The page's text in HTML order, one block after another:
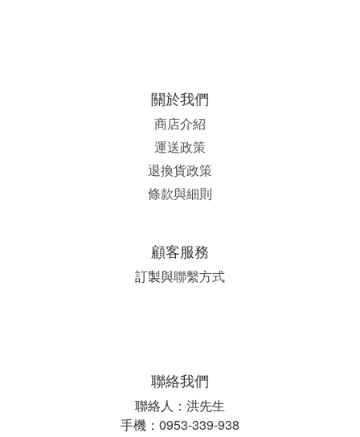
關於我們
商店介紹
運送政策
退換貨政策
條款與細則
顧客服務
訂製與聯繫方式
聯絡我們
聯絡人：洪先生
手機：0953-339-938